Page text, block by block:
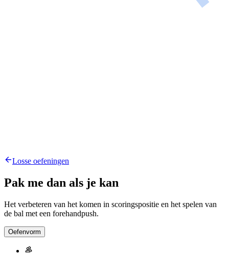
Losse oefeningen
Pak me dan als je kan
Het verbeteren van het komen in scoringspositie en het spelen van
de bal met een forehandpush.
Oefenvorm